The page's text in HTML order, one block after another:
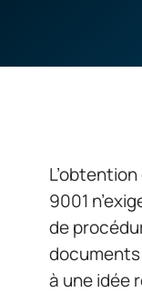
9001
de
à une idée